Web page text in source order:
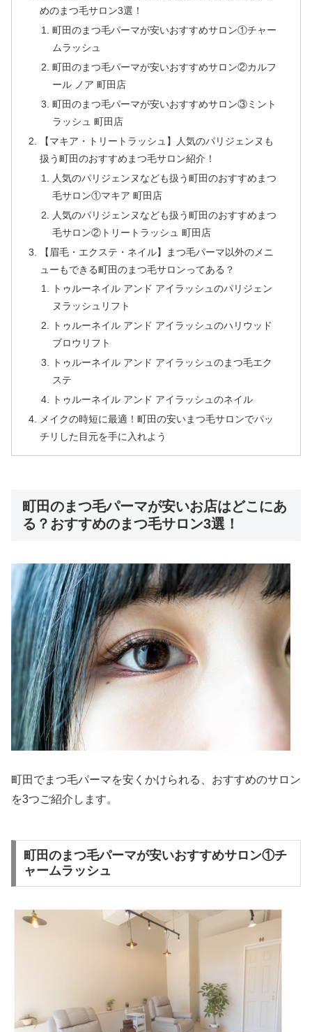
めのまつ毛サロン3選！
町田のまつ毛パーマが安いおすすめサロン①チャー
ムラッシュ
町田のまつ毛パーマが安いおすすめサロン②カルフ
ール ノア 町田店
町田のまつ毛パーマが安いおすすめサロン③ミント
ラッシュ 町田店
【マキア・トリートラッシュ】人気のパリジェンヌも
扱う町田のおすすめまつ毛サロン紹介！
人気のパリジェンヌなども扱う町田のおすすめまつ
毛サロン①マキア 町田店
人気のパリジェンヌなども扱う町田のおすすめまつ
毛サロン②トリートラッシュ 町田店
【眉毛・エクステ・ネイル】まつ毛パーマ以外のメニ
ューもできる町田のまつ毛サロンってある？
トゥルーネイル アンド アイラッシュのパリジェン
ヌラッシュリフト
トゥルーネイル アンド アイラッシュのハリウッド
ブロウリフト
トゥルーネイル アンド アイラッシュのまつ毛エク
ステ
トゥルーネイル アンド アイラッシュのネイル
メイクの時短に最適！町田の安いまつ毛サロンでパッ
チリした目元を手に入れよう
町田のまつ毛パーマが安いお店はどこにあ
る？おすすめのまつ毛サロン3選！
町田でまつ毛パーマを安くかけられる、おすすめのサロン
を3つご紹介します。
町田のまつ毛パーマが安いおすすめサロン①チ
ャームラッシュ